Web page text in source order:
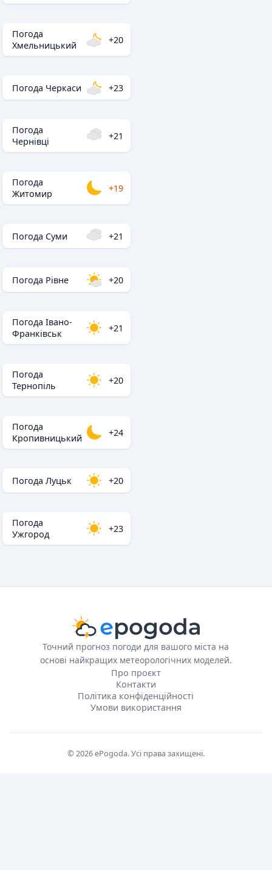
Погода
Хмельницький
+20
Погода Черкаси +23
Погода
Чернівці
+21
Погода
Житомир
+19
Погода Суми +21
Погода Рівне +20
Погода Івано-
Франківськ
+21
Погода
Тернопіль
+20
Погода
Кропивницький
+24
Погода Луцьк +20
Погода
Ужгород
+23
Точний прогноз погоди для вашого міста на
основі найкращих метеорологічних моделей.
Про проєкт
Контакти
Політика конфіденційності
Умови використання
© 2026 ePogoda. Усі права захищені.